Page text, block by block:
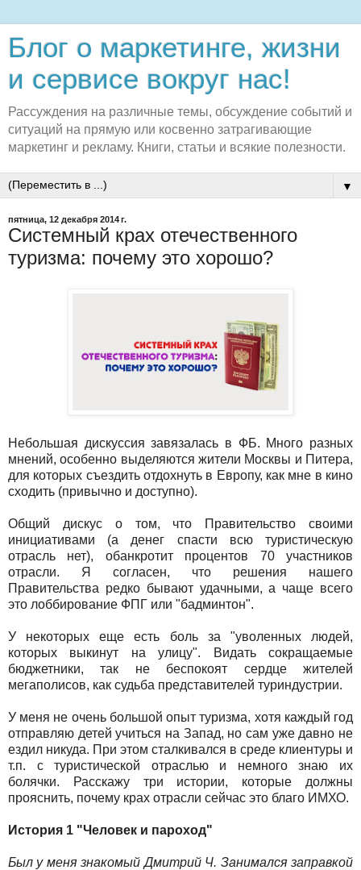
Блог о маркетинге, жизни
и сервисе вокруг нас!
Рассуждения на различные темы, обсуждение событий и
ситуаций на прямую или косвенно затрагивающие
маркетинг и рекламу. Книги, статьи и всякие полезности.
▼
пятница, 12 декабря 2014 г.
Системный крах отечественного
туризма: почему это хорошо?
Небольшая дискуссия завязалась в ФБ. Много разных
мнений, особенно выделяются жители Москвы и Питера,
для которых съездить отдохнуть в Европу, как мне в кино
сходить (привычно и доступно).
Общий дискус о том, что Правительство своими
инициативами (а денег спасти всю туристическую
отрасль нет), обанкротит процентов 70 участников
отрасли. Я согласен, что решения нашего
Правительства редко бывают удачными, а чаще всего
это лоббирование ФПГ или "бадминтон".
У некоторых еще есть боль за "уволенных людей,
которых выкинут на улицу". Видать сокращаемые
бюджетники, так не беспокоят сердце жителей
мегаполисов, как судьба представителей туриндустрии.
У меня не очень большой опыт туризма, хотя каждый год
отправляю детей учиться на Запад, но сам уже давно не
ездил никуда. При этом сталкивался в среде клиентуры и
т.п. с туристической отраслью и немного знаю их
болячки. Расскажу три истории, которые должны
прояснить, почему крах отрасли сейчас это благо ИМХО.
История 1 "Человек и пароход"
Был у меня знакомый Дмитрий Ч. Занимался заправкой